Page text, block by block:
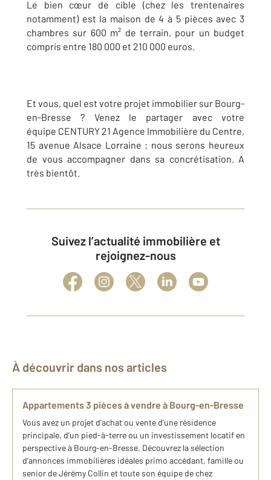
Le bien cœur de cible (chez les trentenaires
notamment) est la maison de 4 à 5 pièces avec 3
chambres sur 600 m² de terrain, pour un budget
compris entre 180 000 et 210 000 euros.
Et vous, quel est votre projet immobilier sur Bourg-
en-Bresse ? Venez le partager avec votre
équipe CENTURY 21 Agence Immobilière du Centre,
15 avenue Alsace Lorraine ; nous serons heureux
de vous accompagner dans sa concrétisation. A
très bientôt.
Suivez l’actualité immobilière et
rejoignez-nous
À découvrir dans nos articles
Appartements 3 pièces à vendre à Bourg-en-Bresse
Vous avez un projet d’achat ou vente d’une résidence
principale, d’un pied-à-terre ou un investissement locatif en
perspective à Bourg-en-Bresse. Découvrez la sélection
d’annonces immobilières idéales primo accédant, famille ou
senior de Jérémy Collin et toute son équipe de chez